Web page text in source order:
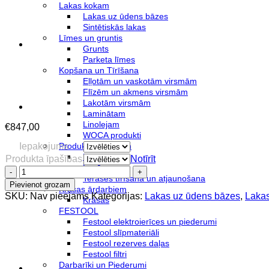
Lakas kokam
Lakas uz ūdens bāzes
Sintētiskās lakas
Līmes un gruntis
Grunts
Parketa līmes
Kopšana un Tīrīšana
Eļļotām un vaskotām virsmām
Flīzēm un akmens virsmām
Lakotām virsmām
Laminātam
Linolejam
WOCA produkti
Produkti ārdarbiem
Eļļas
Lazūras
Terases tīrīšana un atjaunošana
Krāsas ārdarbiem
Krāsas
FESTOOL
Festool elektroierīces un piederumi
Festool slīpmateriāli
Festool rezerves daļas
Festool filtri
Darbarīki un Piederumi
€847,00
Iepakojums
Produkta īpašības
Notīrīt
AquaChoice®
SPORT
B GREEN
ir
Pievienot grozam
SKU: Nav pieejams Kategorijas: Lakas uz ūdens bāzes,